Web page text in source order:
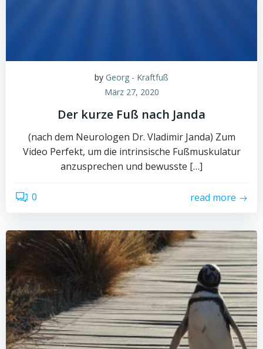
by Georg - Kraftfuß
März 27, 2020
Der kurze Fuß nach Janda
(nach dem Neurologen Dr. Vladimir Janda) Zum
Video Perfekt, um die intrinsische Fußmuskulatur
anzusprechen und bewusste […]
0 read more